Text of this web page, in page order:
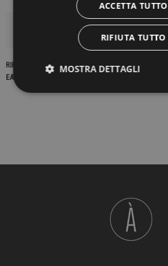
DETTAGLI DEL PRODOTTO
RIFERIMENTO 23003
EAN13
ACCETTA TUTTO
RIFIUTA TUTTO
MOSTRA DETTAGLI